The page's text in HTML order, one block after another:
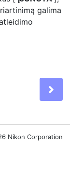
galima
Nikon Corporation